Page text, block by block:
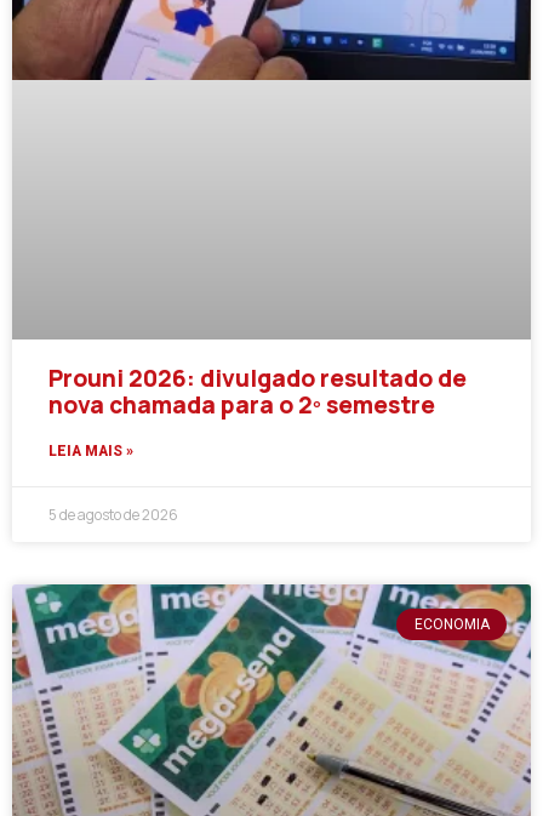
Prouni 2026: divulgado resultado de
nova chamada para o 2º semestre
LEIA MAIS »
5 de agosto de 2026
ECONOMIA